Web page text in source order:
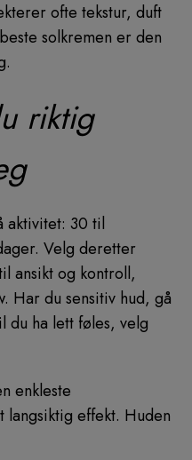
ofte tekstur, duft
solkremen er den
riktig
aktivitet: 30 til
Velg deretter
ansikt og kontroll,
Har du sensitiv hud, gå
du ha lett føles, velg
enkleste
langsiktig effekt. Huden